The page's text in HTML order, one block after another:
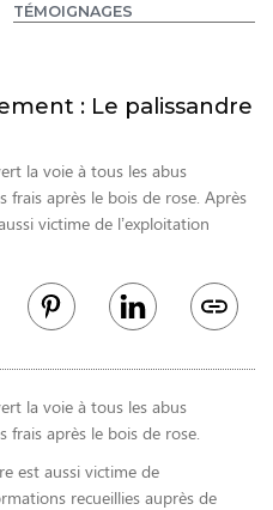
TÉMOIGNAGES
: Le palissandre
la voie à tous les abus
frais après le bois de rose. Après
victime de l’exploitation
la voie à tous les abus
frais après le bois de rose.
est aussi victime de
recueillies auprès de